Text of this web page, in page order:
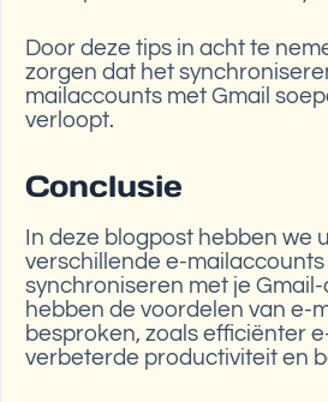
Door deze tips in acht te
zorgen dat het
mailaccounts met Gmail
verloopt.
Conclusie
In deze blogpost hebben we
verschillende e-
synchroniseren met je
hebben de voordelen van e-
besproken, zoals efficiënter
verbeterde productiviteit en